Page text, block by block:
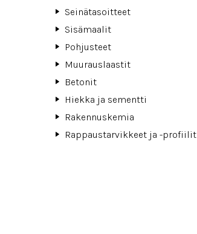
Seinätasoitteet
Sisämaalit
Pohjusteet
Muurauslaastit
Betonit
Hiekka ja sementti
Rakennuskemia
Rappaustarvikkeet ja -profiilit